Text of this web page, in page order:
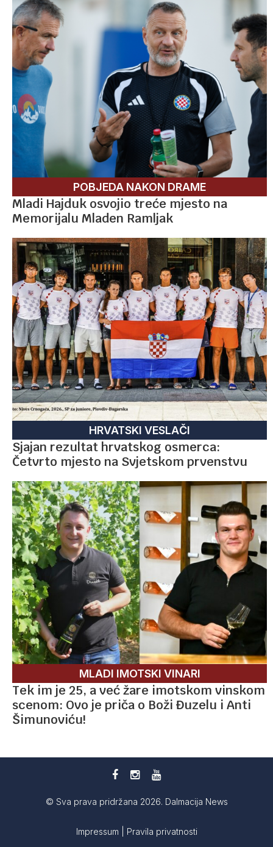
POBJEDA NAKON DRAME
Mladi Hajduk osvojio treće mjesto na
Memorijalu Mladen Ramljak
HRVATSKI VESLAČI
Sjajan rezultat hrvatskog osmerca:
Četvrto mjesto na Svjetskom prvenstvu
MLADI IMOTSKI VINARI
Tek im je 25, a već žare imotskom vinskom
scenom: Ovo je priča o Boži Đuzelu i Anti
Šimunoviću!
© Sva prava pridržana 2026. Dalmacija News
Impressum Pravila privatnosti